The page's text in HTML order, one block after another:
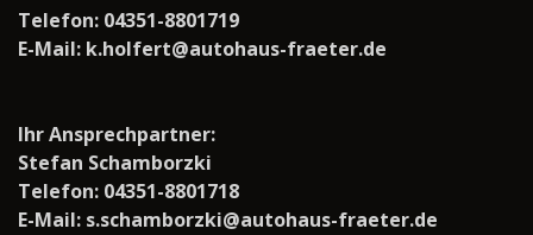
Telefon: 04351-8801719
E-Mail: k.holfert@autohaus-fraeter.de
Ihr Ansprechpartner:
Stefan Schamborzki
Telefon: 04351-8801718
E-Mail: s.schamborzki@autohaus-fraeter.de